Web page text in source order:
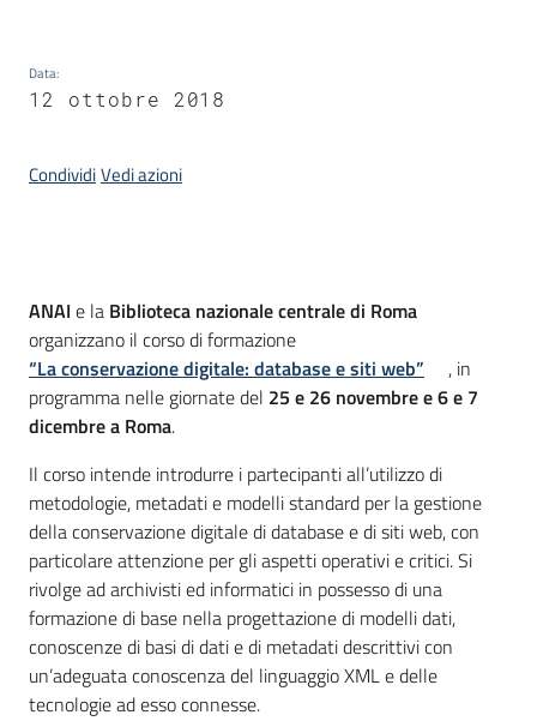
Data:
12 ottobre 2018
CondividiVedi azioni
Introduzione
ANAI e la Biblioteca nazionale centrale di Roma
organizzano il corso di formazione
“La conservazione digitale: database e siti web”
, in
programma nelle giornate del 25 e 26 novembre e 6 e 7
dicembre a Roma.
Il corso intende introdurre i partecipanti all’utilizzo di
metodologie, metadati e modelli standard per la gestione
della conservazione digitale di database e di siti web, con
particolare attenzione per gli aspetti operativi e critici. Si
rivolge ad archivisti ed informatici in possesso di una
formazione di base nella progettazione di modelli dati,
conoscenze di basi di dati e di metadati descrittivi con
un’adeguata conoscenza del linguaggio XML e delle
tecnologie ad esso connesse.